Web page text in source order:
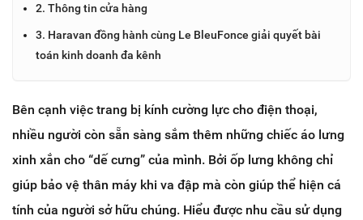
2. Thông tin cửa hàng
3. Haravan đồng hành cùng Le BleuFonce giải quyết bài
toán kinh doanh đa kênh
Bên cạnh việc trang bị kính cường lực cho điện thoại,
nhiều người còn sẵn sàng sắm thêm những chiếc áo lưng
xinh xắn cho “dế cưng” của mình. Bởi ốp lưng không chỉ
giúp bảo vệ thân máy khi va đập mà còn giúp thể hiện cá
tính của người sở hữu chúng. Hiểu được nhu cầu sử dụng